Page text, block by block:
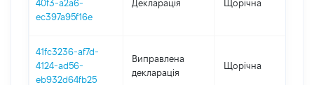
40f3-a2a6-
ec397a95f16e
Декларація Щорічна
41fc3236-af7d-
4124-ad56-
eb932d64fb25
Виправлена
декларація
Щорічна